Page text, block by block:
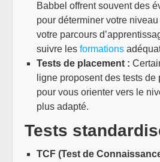
Babbel offrent souvent des
pour déterminer votre
votre parcours
suivre les formations
Tests de placement :
ligne proposent des tests
pour vous orienter vers le
plus adapté.
Tests
TCF (Test de